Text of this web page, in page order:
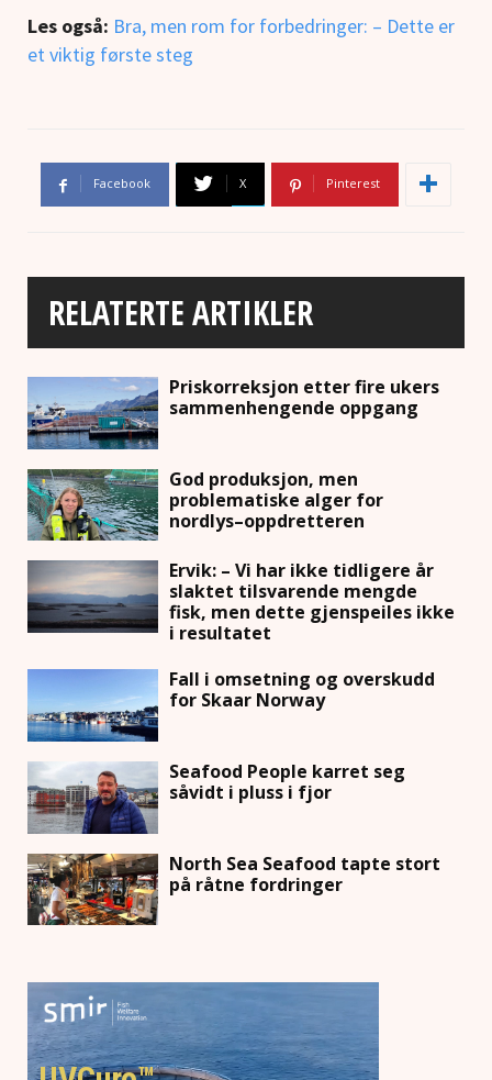
Les også: Bra, men rom for forbedringer: – Dette er
et viktig første steg
Facebook X Pinterest
RELATERTE ARTIKLER
Priskorreksjon etter fire ukers
sammenhengende oppgang
God produksjon, men
problematiske alger for
nordlys–oppdretteren
Ervik: – Vi har ikke tidligere år
slaktet tilsvarende mengde
fisk, men dette gjenspeiles ikke
i resultatet
Fall i omsetning og overskudd
for Skaar Norway
Seafood People karret seg
såvidt i pluss i fjor
North Sea Seafood tapte stort
på råtne fordringer